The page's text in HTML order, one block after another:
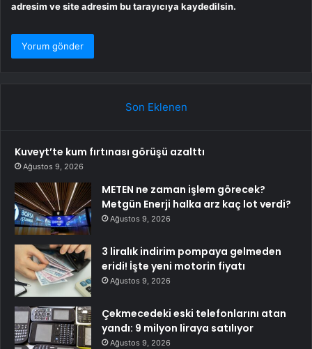
adresim ve site adresim bu tarayıcıya kaydedilsin.
Son Eklenen
Kuveyt’te kum fırtınası görüşü azalttı
Ağustos 9, 2026
METEN ne zaman işlem görecek?
Metgün Enerji halka arz kaç lot verdi?
Ağustos 9, 2026
3 liralık indirim pompaya gelmeden
eridi! İşte yeni motorin fiyatı
Ağustos 9, 2026
Çekmecedeki eski telefonlarını atan
yandı: 9 milyon liraya satılıyor
Ağustos 9, 2026